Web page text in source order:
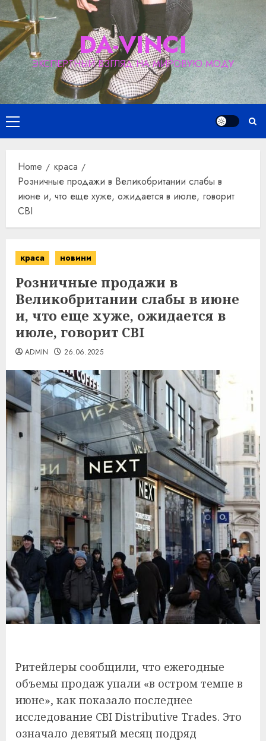
Skip
to
content
DA-VINCI
ЭКСПЕРТНЫЙ ВЗГЛЯД НА МИРОВУЮ МОДУ
Primary
Menu
Home
краса
Розничные продажи в Великобритании слабы в
июне и, что еще хуже, ожидается в июле, говорит
CBI
краса новини
Розничные продажи в
Великобритании слабы в июне
и, что еще хуже, ожидается в
июле, говорит CBI
ADMIN 26.06.2025
Ритейлеры сообщили, что ежегодные
объемы продаж упали «в остром темпе в
июне», как показало последнее
исследование CBI Distributive Trades. Это
означало девятый месяц подряд